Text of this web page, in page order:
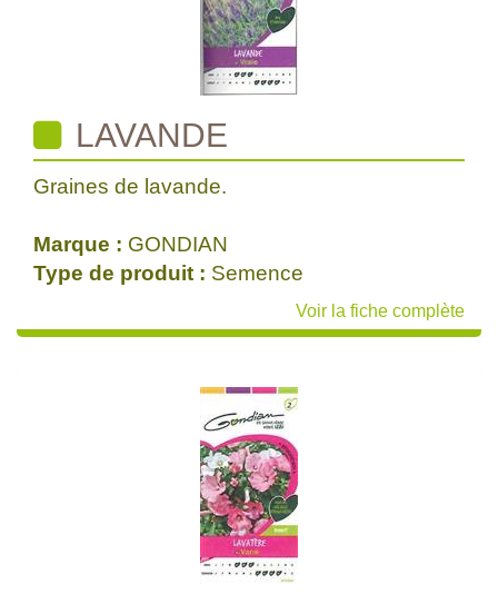
LAVANDE
Graines de lavande.
Marque : GONDIAN
Type de produit : Semence
Voir la fiche complète